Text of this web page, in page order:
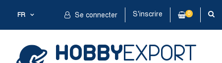
FR Se connecter S'inscrire 0